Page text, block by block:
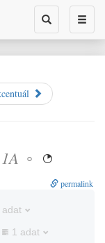
Toggle
search
1A ◦ 
permalink
adat
1 adat